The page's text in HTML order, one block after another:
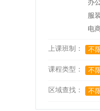
办
服
电
上课班制： 不
课程类型： 不
区域查找： 不